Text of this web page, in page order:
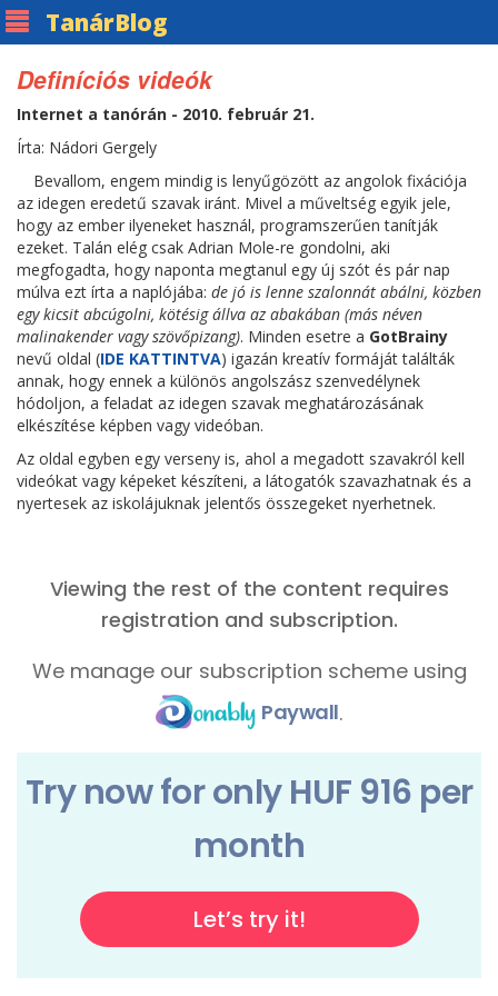
TanárBlog
Definíciós videók
Internet a tanórán - 2010. február 21.
Írta: Nádori Gergely
Bevallom, engem mindig is lenyűgözött az angolok fixációja
az idegen eredetű szavak iránt. Mivel a műveltség egyik jele,
hogy az ember ilyeneket használ, programszerűen tanítják
ezeket. Talán elég csak Adrian Mole-re gondolni, aki
megfogadta, hogy naponta megtanul egy új szót és pár nap
múlva ezt írta a naplójába: de jó is lenne szalonnát abálni, közben
egy kicsit abcúgolni, kötésig állva az abakában (más néven
malinakender vagy szövőpizang). Minden esetre a GotBrainy
nevű oldal (IDE KATTINTVA) igazán kreatív formáját találták
annak, hogy ennek a különös angolszász szenvedélynek
hódoljon, a feladat az idegen szavak meghatározásának
elkészítése képben vagy videóban.
Az oldal egyben egy verseny is, ahol a megadott szavakról kell
videókat vagy képeket készíteni, a látogatók szavazhatnak és a
nyertesek az iskolájuknak jelentős összegeket nyerhetnek.